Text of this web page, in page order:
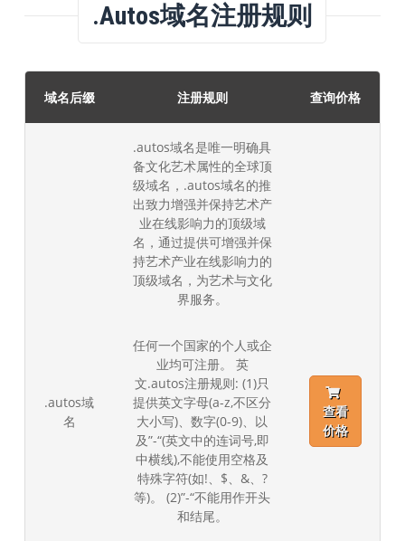
.autos域名注册规则
域名后缀 注册规则 查询价格
.autos域
名
.autos域名是唯一明确具
备文化艺术属性的全球顶
级域名，.autos域名的推
出致力增强并保持艺术产
业在线影响力的顶级域
名，通过提供可增强并保
持艺术产业在线影响力的
顶级域名，为艺术与文化
界服务。
任何一个国家的个人或企
业均可注册。 英
文.autos注册规则: (1)只
提供英文字母(a-z,不区分
大小写)、数字(0-9)、以
及”-“(英文中的连词号,即
中横线),不能使用空格及
特殊字符(如!、$、&、?
等)。 (2)”-“不能用作开头
和结尾。
查看
价格